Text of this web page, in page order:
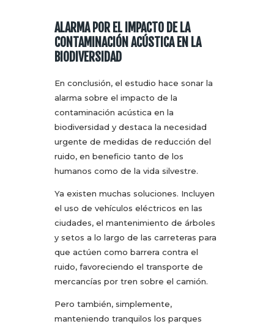
ALARMA POR EL IMPACTO DE LA
CONTAMINACIÓN ACÚSTICA EN LA
BIODIVERSIDAD
En conclusión, el estudio hace sonar la
alarma sobre el impacto de la
contaminación acústica en la
biodiversidad y destaca la necesidad
urgente de medidas de reducción del
ruido, en beneficio tanto de los
humanos como de la vida silvestre.
Ya existen muchas soluciones. Incluyen
el uso de vehículos eléctricos en las
ciudades, el mantenimiento de árboles
y setos a lo largo de las carreteras para
que actúen como barrera contra el
ruido, favoreciendo el transporte de
mercancías por tren sobre el camión.
Pero también, simplemente,
manteniendo tranquilos los parques